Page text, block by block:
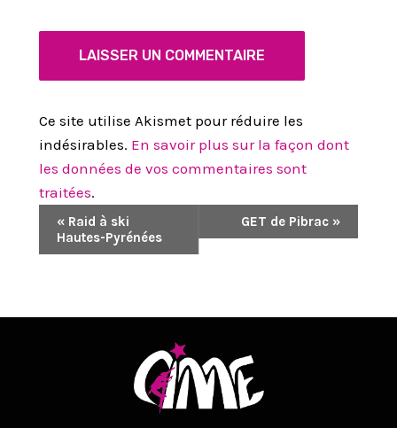
Ce site utilise Akismet pour réduire les
indésirables. En savoir plus sur la façon dont
les données de vos commentaires sont
traitées.
A
I
« Raid à ski
Hautes-Pyrénées
GET de Pibrac »